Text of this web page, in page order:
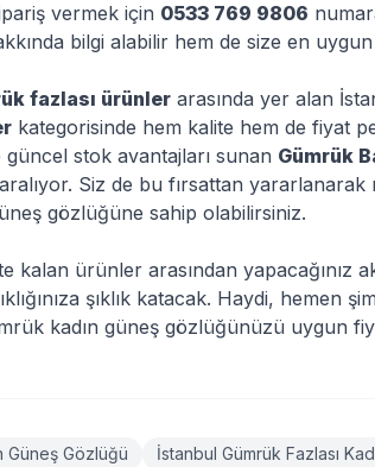
vermek için 0533 769 9806
bilgi alabilir hem de size en
fazlası ürünler arasında yer alan
kategorisinde hem kalite hem de fiyat
güncel stok avantajları sunan Gümrük
aralıyor. Siz de bu fırsattan
gözlüğüne sahip olabilirsiniz.
kalan ürünler arasından yapacağınız
şıklık katacak. Haydi, hemen
kadın güneş gözlüğünüzü uygun
Güneş Gözlüğü
İstanbul Gümrük Fazlası